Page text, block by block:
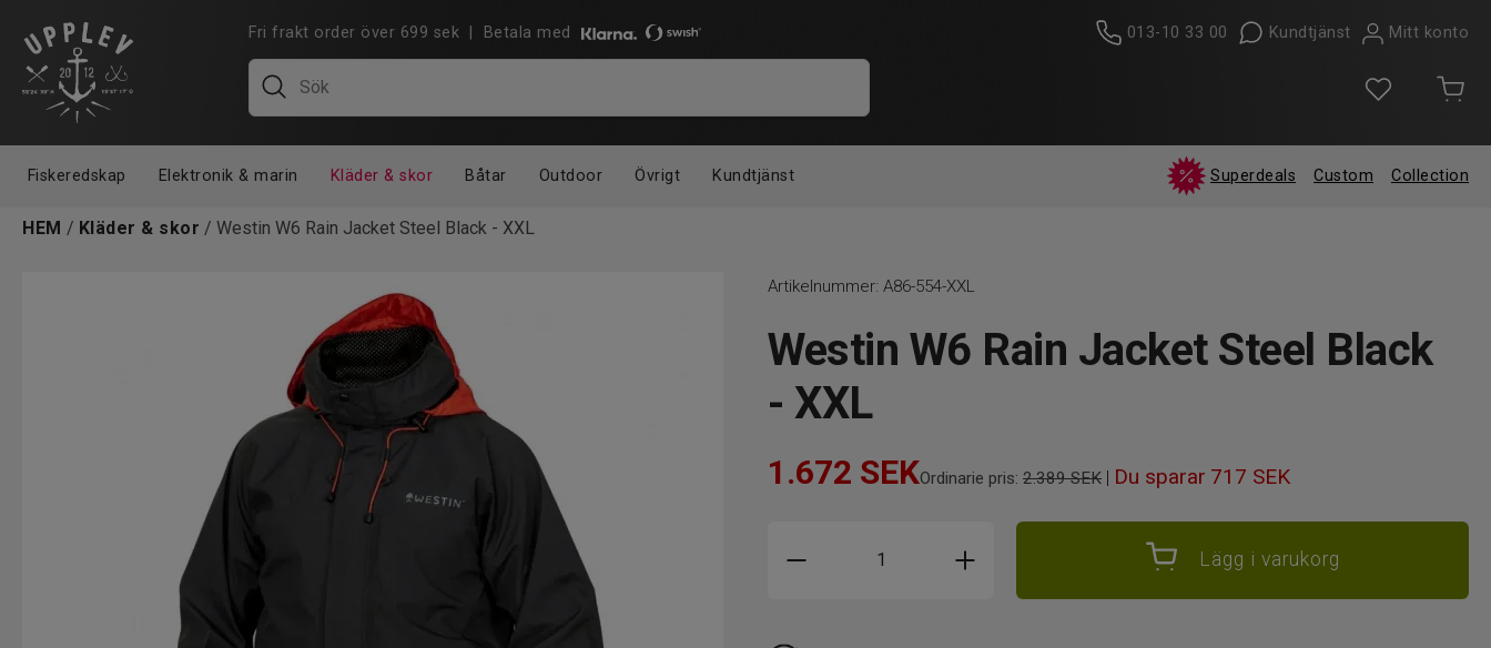
Fri frakt order över 699 sek | Betala med 013-10 33 00 Kundtjänst Mitt konto
Fiskeredskap Elektronik & marin Kläder & skor Båtar Outdoor Övrigt Kundtjänst Superdeals Custom Collection
HEM / Kläder & skor / Westin W6 Rain Jacket Steel Black - XXL
Artikelnummer: A86-554-XXL
Westin W6 Rain Jacket Steel Black
- XXL
1.672 SEKOrdinarie pris: 2.389 SEK | Du sparar 717 SEK
Lägg i varukorg